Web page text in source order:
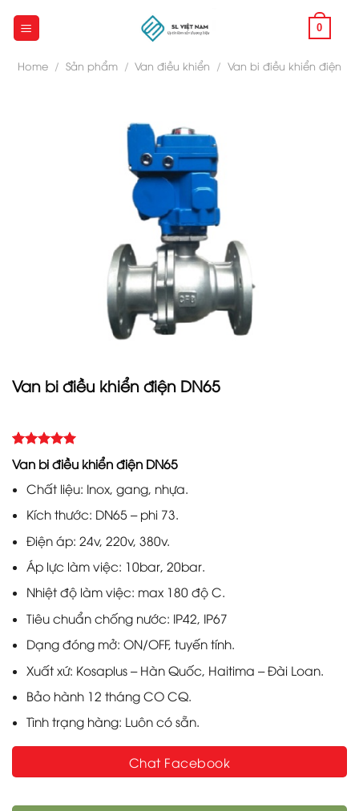
0
Home / Sản phẩm / Van điều khiển / Van bi điều khiển điện
Van bi điều khiển điện DN65
Rated5.00
out of 5
based on
2
customer
ratings
Van bi điều khiển điện DN65
Chất liệu: Inox, gang, nhựa.
Kích thước: DN65 – phi 73.
Điện áp: 24v, 220v, 380v.
Áp lực làm việc: 10bar, 20bar.
Nhiệt độ làm việc: max 180 độ C.
Tiêu chuẩn chống nước: IP42, IP67
Dạng đóng mở: ON/OFF, tuyến tính.
Xuất xứ: Kosaplus – Hàn Quốc, Haitima – Đài Loan.
Bảo hành 12 tháng CO CQ.
Tình trạng hàng: Luôn có sẵn.
Chat Facebook